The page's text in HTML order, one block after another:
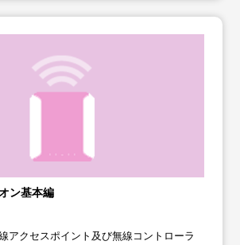
ン基本編
アクセスポイント及び無線コントローラ